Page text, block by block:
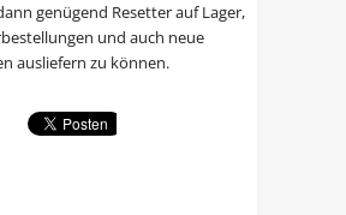
genügend Resetter auf Lager,
und auch neue
ausliefern zu können.